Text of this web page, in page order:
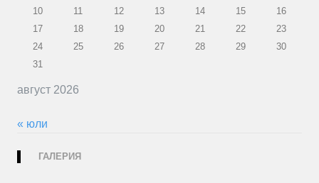
август 2026
10
11 12 13 14 15
16
17
18 19 20 21 22
23
24
25 26 27 28 29
30
31
« юли
ГАЛЕРИЯ